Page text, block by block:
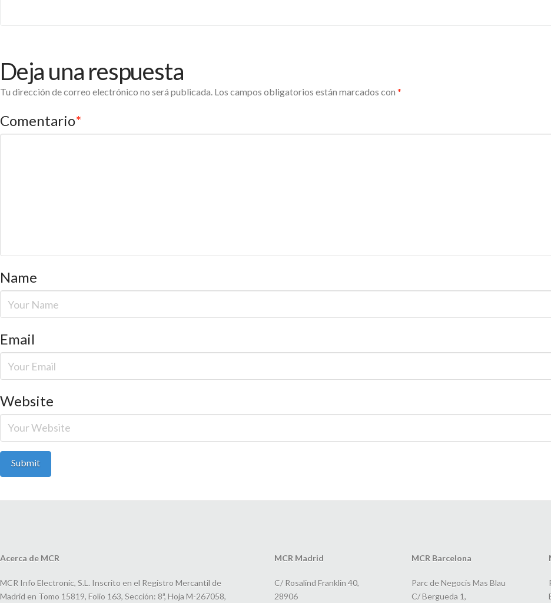
Deja una respuesta
Tu dirección de correo electrónico no será publicada. Los campos obligatorios están marcados con *
Comentario*
Name
Email
Website
Acerca de MCR
MCR Info Electronic, S.L. Inscrito en el Registro Mercantil de
Madrid en Tomo 15819, Folio 163, Sección: 8ª, Hoja M-267058,
MCR Madrid
C/ Rosalind Franklin 40,
28906
MCR Barcelona
Parc de Negocis Mas Blau
C/ Bergueda 1,